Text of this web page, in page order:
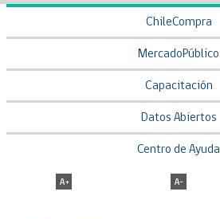
ChileCompra
MercadoPúblico
Capacitación
Datos Abiertos
Centro de Ayuda